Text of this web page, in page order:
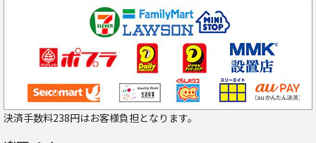
決済手数料238円はお客様負担となります。